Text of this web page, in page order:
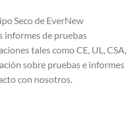
Seco de EverNew
informes de pruebas
tales como CE, UL, CSA,
sobre pruebas e informes
con nosotros.